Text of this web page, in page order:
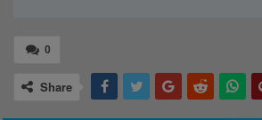
0
Share